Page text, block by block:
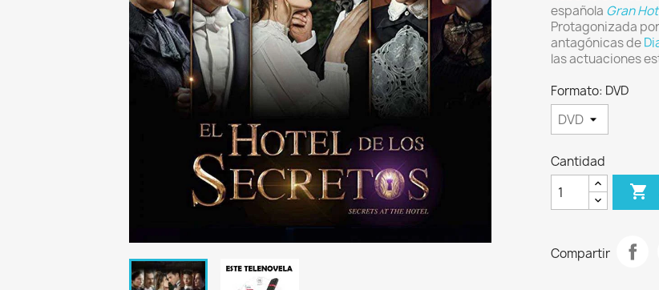
española Gran
Protagonizada por
antagónicas de
las actuaciones
Formato: DVD
Cantidad

Compartir